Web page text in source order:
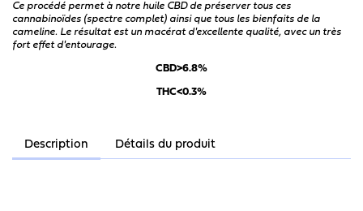
Ce procédé permet à notre huile CBD de préserver tous ces
cannabinoïdes (spectre complet) ainsi que tous les bienfaits de la
cameline. Le résultat est un macérat d'excellente qualité, avec un très
fort effet d'entourage.
CBD>6.8%
THC<0.3%
Description Détails du produit